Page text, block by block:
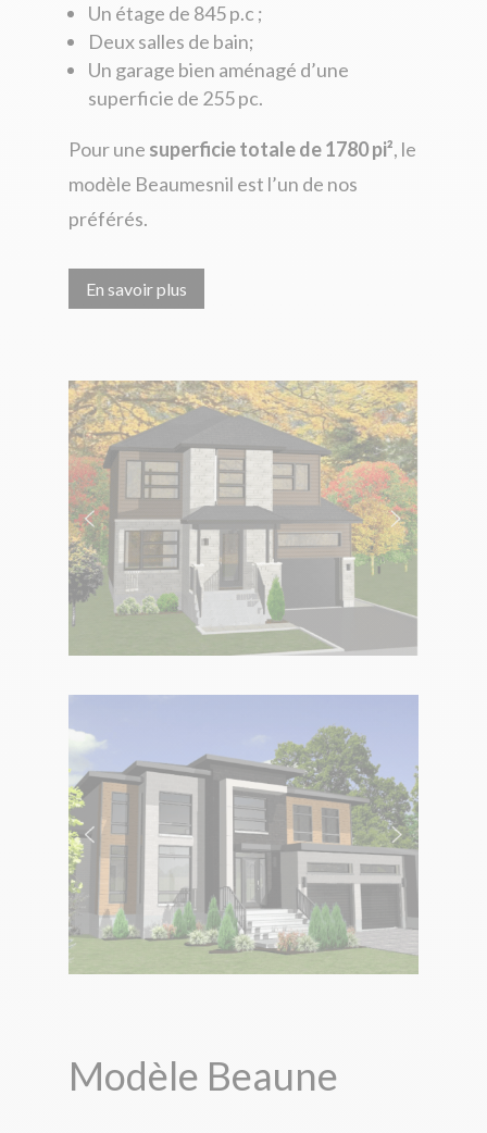
Un étage de 845 p.c ;
Deux salles de bain;
Un garage bien aménagé d’une
superficie de 255 pc.
Pour une superficie totale de 1780 pi², le
modèle Beaumesnil est l’un de nos
préférés.
En savoir plus
Modèle Beaune